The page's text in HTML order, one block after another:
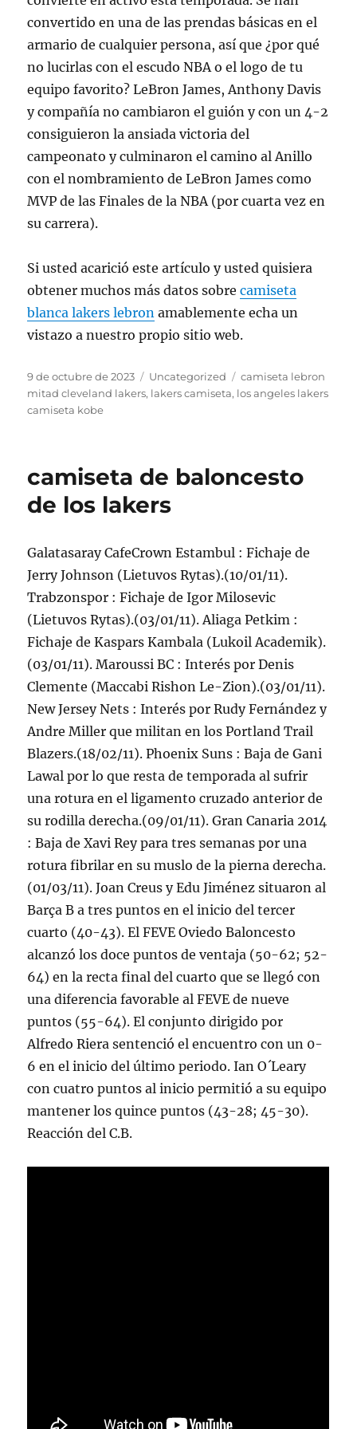
convertido en una de las prendas básicas en el
armario de cualquier persona, así que ¿por qué
no lucirlas con el escudo NBA o el logo de tu
equipo favorito? LeBron James, Anthony Davis
y compañía no cambiaron el guión y con un 4-2
consiguieron la ansiada victoria del
campeonato y culminaron el camino al Anillo
con el nombramiento de LeBron James como
MVP de las Finales de la NBA (por cuarta vez en
su carrera).
Si usted acarició este artículo y usted quisiera
obtener muchos más datos sobrecamiseta
blanca lakers lebron amablemente echa un
vistazo a nuestro propio sitio web.
Publicado
el
9 de octubre de 2023 Categorías
Uncategorized Etiquetas
camiseta lebron
mitad cleveland lakers, lakers camiseta, los angeles lakers
camiseta kobe
camiseta de baloncesto
de los lakers
Galatasaray CafeCrown Estambul : Fichaje de
Jerry Johnson (Lietuvos Rytas).(10/01/11).
Trabzonspor : Fichaje de Igor Milosevic
(Lietuvos Rytas).(03/01/11). Aliaga Petkim :
Fichaje de Kaspars Kambala (Lukoil Academik).
(03/01/11). Maroussi BC : Interés por Denis
Clemente (Maccabi Rishon Le-Zion).(03/01/11).
New Jersey Nets : Interés por Rudy Fernández y
Andre Miller que militan en los Portland Trail
Blazers.(18/02/11). Phoenix Suns : Baja de Gani
Lawal por lo que resta de temporada al sufrir
una rotura en el ligamento cruzado anterior de
su rodilla derecha.(09/01/11). Gran Canaria 2014
: Baja de Xavi Rey para tres semanas por una
rotura fibrilar en su muslo de la pierna derecha.
(01/03/11). Joan Creus y Edu Jiménez situaron al
Barça B a tres puntos en el inicio del tercer
cuarto (40-43). El FEVE Oviedo Baloncesto
alcanzó los doce puntos de ventaja (50-62; 52-
64) en la recta final del cuarto que se llegó con
una diferencia favorable al FEVE de nueve
puntos (55-64). El conjunto dirigido por
Alfredo Riera sentenció el encuentro con un 0-
6 en el inicio del último periodo. Ian O´Leary
con cuatro puntos al inicio permitió a su equipo
mantener los quince puntos (43-28; 45-30).
Reacción del C.B.